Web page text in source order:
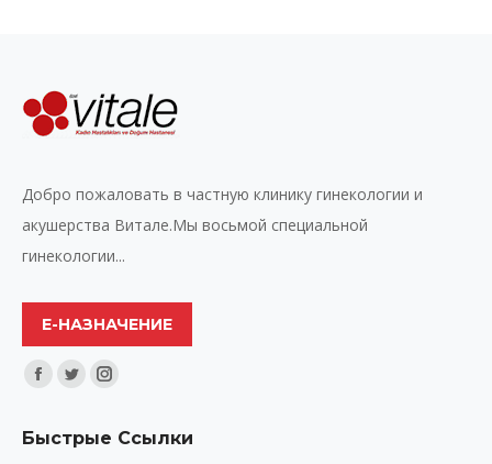
Добро пожаловать в частную клинику гинекологии и
акушерства Витале.Мы восьмой специальной
гинекологии...
Е-НАЗНАЧЕНИЕ
Найдите нас:
Facebook
opens
Twitter
opens
Instagram
opens
Быстрые Ссылки